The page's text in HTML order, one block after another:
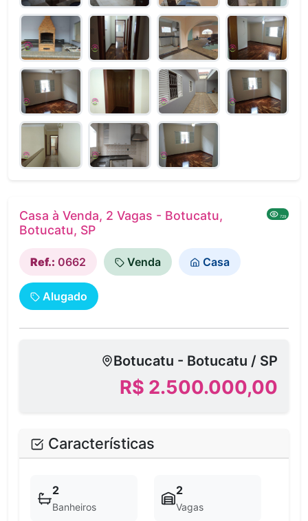
Casa à Venda, 2 Vagas - Botucatu,
Botucatu, SP
729
Ref.: 0662 Venda Casa
Alugado
Botucatu - Botucatu / SP
R$ 2.500.000,00
Características
2
Banheiros
2
Vagas